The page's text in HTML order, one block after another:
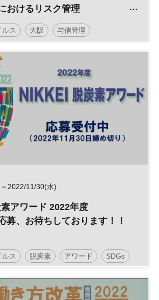
おけるリスク管理
対応した与信管理とコンプラ
～」
ス 大阪 与信管理
ス リスクマネジメント 参加無料
ーラム
2022/11/30(水)
アワード 2022年度
募、お待ちしております！！
ス 脱炭素 アワード SDGs